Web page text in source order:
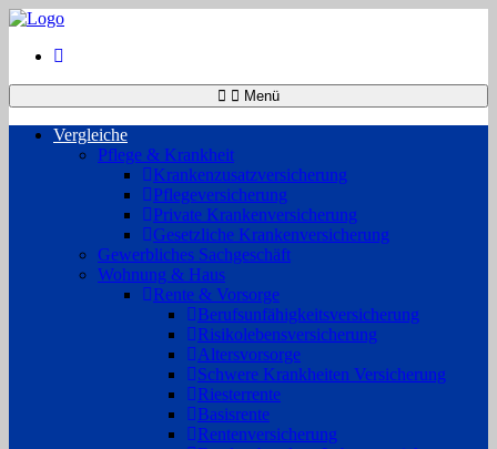
Menü
Vergleiche
Pflege & Krankheit
Krankenzusatzversicherung
Pflegeversicherung
Private Krankenversicherung
Gesetzliche Krankenversicherung
Gewerbliches Sachgeschäft
Wohnung & Haus
Rente & Vorsorge
Berufs­unfähigkeitsversicherung
Risikolebensversicherung
Altersvorsorge
Schwere Krankheiten Versicherung
Riesterrente
Basisrente
Rentenversicherung